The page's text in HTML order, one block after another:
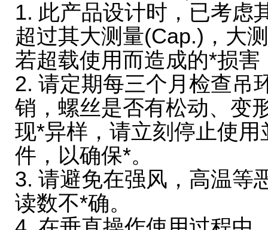
1. 此产品设计时，已考虑
超过其大测量(Cap.)，大
若超载使用而造成的*损
2. 请定期每三个月检查吊
销，螺丝是否有松动、变
现*异样，请立刻停止使
件，以确保*。
3. 请避免在强风，高温等
读数不*确。